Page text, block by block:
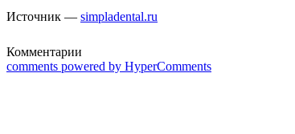
Источник — simpladental.ru
Комментарии
comments powered by HyperComments